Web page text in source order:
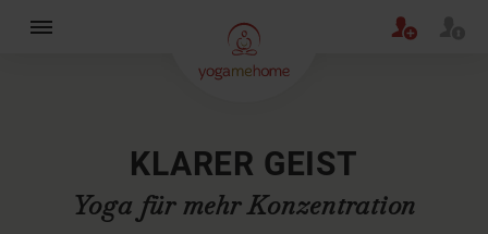
KLARER GEIST
Yoga für mehr Konzentration